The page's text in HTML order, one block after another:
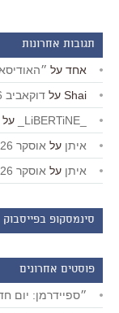
תגובות אחרונות
אחד על
Shai על דוקאביב 2026: שש או שבע המלצות
על
איתן על אוסקר 2026: כל הזוכים
איתן על אוסקר 2026: כל הזוכים
סינמסקופ בפייסבוק
פוסטים אחרונים
״ספיידרמן: יום